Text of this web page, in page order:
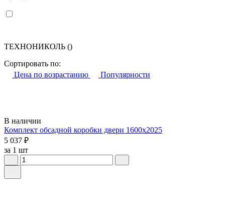
ТЕХНОНИКОЛЬ ()
Сортировать по:
Цена по возрастанию
Популярности
В наличии
Комплект обсадной коробки двери 1600х2025
5 037 ₽
за 1 шт